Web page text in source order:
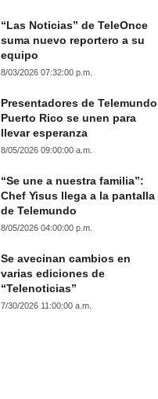
“Las Noticias” de TeleOnce
suma nuevo reportero a su
equipo
8/03/2026 07:32:00 p.m.
Presentadores de Telemundo
Puerto Rico se unen para
llevar esperanza
8/05/2026 09:00:00 a.m.
“Se une a nuestra familia”:
Chef Yisus llega a la pantalla
de Telemundo
8/05/2026 04:00:00 p.m.
Se avecinan cambios en
varias ediciones de
“Telenoticias”
7/30/2026 11:00:00 a.m.